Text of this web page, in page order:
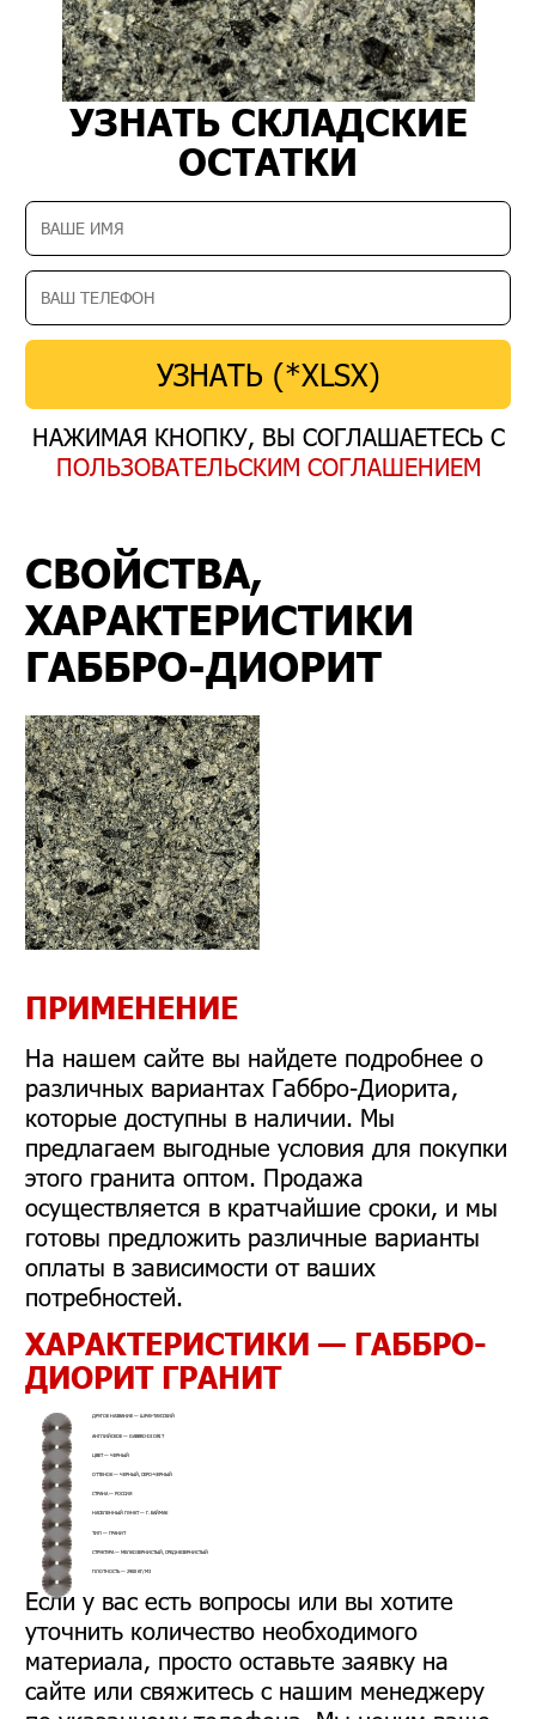
УЗНАТЬ СКЛАДСКИЕ
ОСТАТКИ
УЗНАТЬ (*XLSX)
НАЖИМАЯ КНОПКУ, ВЫ СОГЛАШАЕТЕСЬ С
ПОЛЬЗОВАТЕЛЬСКИМ СОГЛАШЕНИЕМ
СВОЙСТВА,
ХАРАКТЕРИСТИКИ
ГАББРО-ДИОРИТ
ПРИМЕНЕНИЕ
На нашем сайте вы найдете подробнее о
различных вариантах Габбро-Диорита,
которые доступны в наличии. Мы
предлагаем выгодные условия для покупки
этого гранита оптом. Продажа
осуществляется в кратчайшие сроки, и мы
готовы предложить различные варианты
оплаты в зависимости от ваших
потребностей.
ХАРАКТЕРИСТИКИ — ГАББРО-
ДИОРИТ ГРАНИТ
ДРУГОЕ НАЗВАНИЕ — ШРАУ-ТАУССКИЙ
АНГЛИЙСКОЕ — GABBRO-DIORIT
ЦВЕТ — ЧЕРНЫЙ
ОТТЕНОК — ЧЕРНЫЙ, СЕРО-ЧЕРНЫЙ
СТРАНА — РОССИЯ
НАСЕЛЕННЫЙ ПУНКТ — Г. БАЙМАК
ТИП — ГРАНИТ
СТРУКТУРА — МЕЛКОЗЕРНИСТЫЙ, СРЕДНЕЗЕРНИСТЫЙ
ПЛОТНОСТЬ — 2900 КГ/М3
Если у вас есть вопросы или вы хотите
уточнить количество необходимого
материала, просто оставьте заявку на
сайте или свяжитесь с нашим менеджеру